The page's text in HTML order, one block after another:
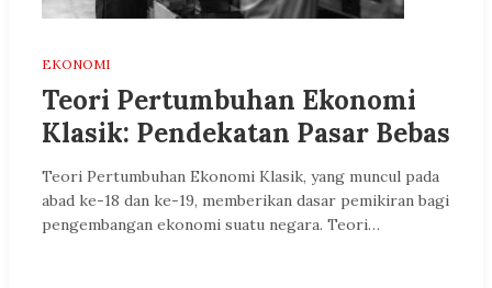
EKONOMI
Teori Pertumbuhan Ekonomi
Klasik: Pendekatan Pasar Bebas
Teori Pertumbuhan Ekonomi Klasik, yang muncul pada
abad ke-18 dan ke-19, memberikan dasar pemikiran bagi
pengembangan ekonomi suatu negara. Teori…